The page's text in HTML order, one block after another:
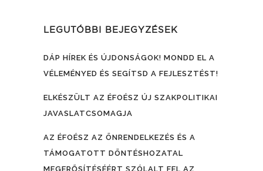
LEGUTÓBBI BEJEGYZÉSEK
DÁP HÍREK ÉS ÚJDONSÁGOK! MONDD EL A
VÉLEMÉNYED ÉS SEGÍTSD A FEJLESZTÉST!
ELKÉSZÜLT AZ ÉFOÉSZ ÚJ SZAKPOLITIKAI
JAVASLATCSOMAGJA
AZ ÉFOÉSZ AZ ÖNRENDELKEZÉS ÉS A
TÁMOGATOTT DÖNTÉSHOZATAL
MEGERŐSÍTÉSÉÉRT SZÓLALT FEL AZ